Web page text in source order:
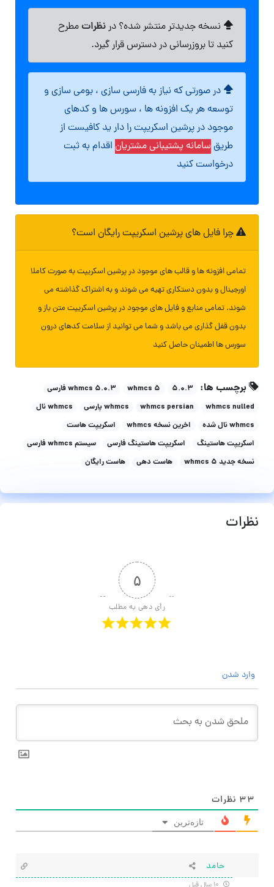
نسخه جدیدتر منتشر شده؟ درنظراتمطرح
کنید تا بروزرسانی در دسترس قرار گیرد.
در صورتی که نیاز به فارسی سازی ، بومی سازی و
توسعه هر یک افزونه ها ، سورس ها و کدهای
موجود در پرشین اسکریپت را دار ید کافیست از
طریقسامانه پشتیبانی مشتریان اقدام به ثبت
درخواست کنید
چرا فایل های پرشین اسکریپت رایگان است؟
تمامی افزونه ها و قالب های موجود در پرشین اسکریپت به صورت کاملا
اورجینال و بدون دستکاری تهیه می شوند و به اشتراک گذاشته می
شوند. تمامی منابع و فایل های موجود در پرشین اسکریپت متن باز و
بدون قفل گذاری می باشد و شما می توانید از سلامت کدهای درون
سورس ها اطمینان حاصل کنید
برچسب ها: ۵.۰.۳ whmcs 5
whmcs 5.0.3 فارسی
whmcs nulled
whmcs persian whmcs پارسی
whmcs نال
whmcs نال شده
اخرین نسخه whmcs
اسکریپت هاست
اسکریپت هاستینگ
اسکریپت هاستینگ فارسی
سیستم whmcs فارسی
نسخه جدید whmcs 5
هاست دهی هاست رایگان
نظرات
۵
رأی دهی به مطلب
وارد شدن
۳۳ نظرات
تازه‌ترین
حامد